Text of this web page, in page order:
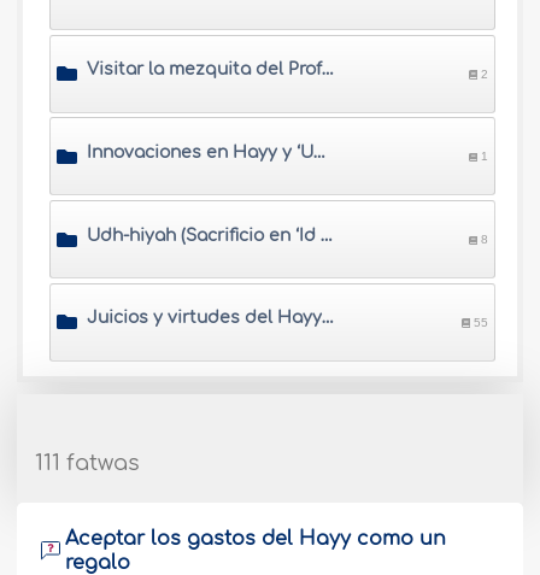
Visitar la mezquita del Profeta 2
Innovaciones en Hayy y ‘Umrah 1
Udh-hiyah (Sacrificio en ‘Id Al Adh-ha) 8
Juicios y virtudes del Hayy y la 'Umrah 55
111 fatwas
Aceptar los gastos del Hayy como un
regalo